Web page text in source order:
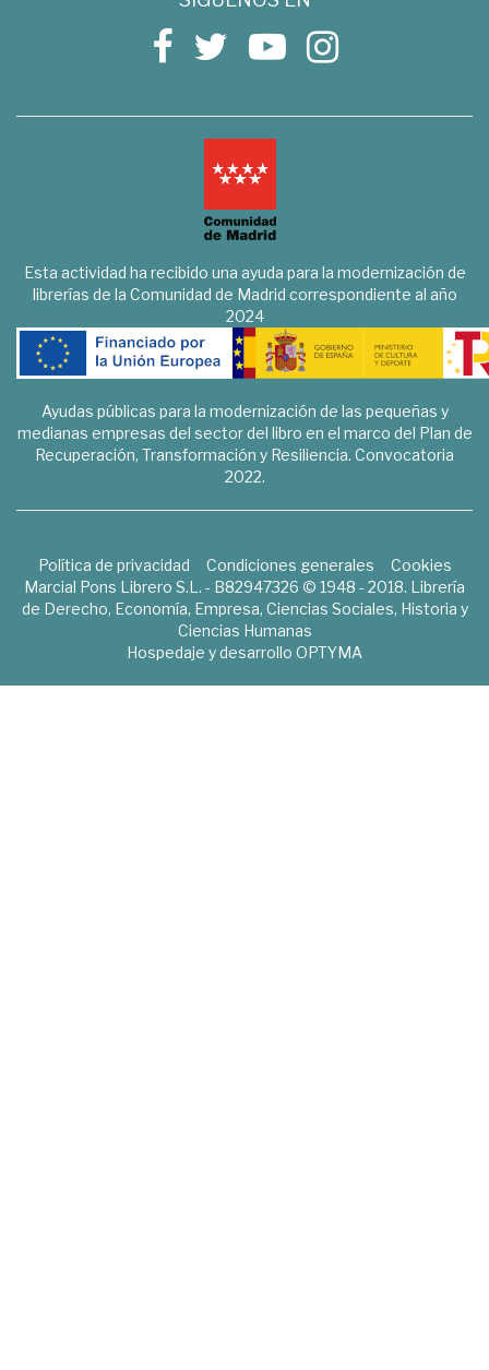
Esta actividad ha recibido una ayuda para la modernización de
librerías de la Comunidad de Madrid correspondiente al año
2024
Ayudas públicas para la modernización de las pequeñas y
medianas empresas del sector del libro en el marco del Plan de
Recuperación, Transformación y Resiliencia. Convocatoria
2022.
Política de privacidad Condiciones generales
Cookies
Marcial Pons Librero S.L. - B82947326 © 1948 - 2018. Librería
de Derecho, Economía, Empresa, Ciencias Sociales, Historia y
Ciencias Humanas
Hospedaje y desarrollo OPTYMA